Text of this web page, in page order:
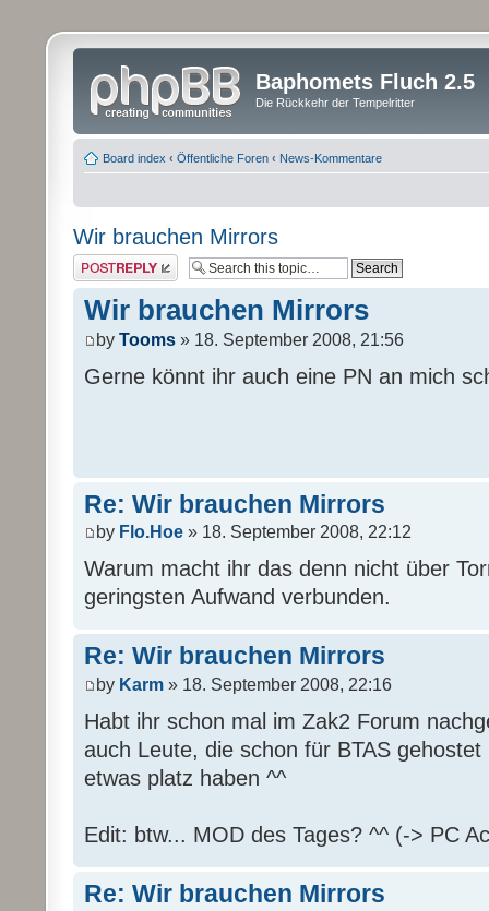
Baphomets Fluch 2.5
Die Rückkehr der Tempelritter
Board index ‹ Öffentliche Foren ‹ News-Kommentare
Wir brauchen Mirrors
Post a reply
Wir brauchen Mirrors
by Tooms » 18. September 2008, 21:56
Gerne könnt ihr auch eine PN an mich
Re: Wir brauchen Mirrors
by Flo.Hoe » 18. September 2008, 22:12
Warum macht ihr das denn nicht über
geringsten Aufwand verbunden.
Re: Wir brauchen Mirrors
by Karm » 18. September 2008, 22:16
Habt ihr schon mal im Zak2 Forum
auch Leute, die schon für BTAS
etwas platz haben ^^
Edit: btw... MOD des Tages? ^^ (-> PC
Re: Wir brauchen Mirrors